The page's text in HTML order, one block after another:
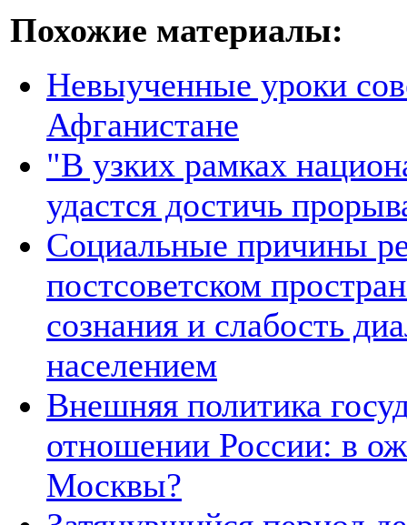
Похожие материалы:
Невыученные уроки
Афганистане
"В узких рамках
удастся достичь
Социальные причины
постсоветском
сознания и слабость
населением
Внешняя политика
отношении России: в
Москвы?